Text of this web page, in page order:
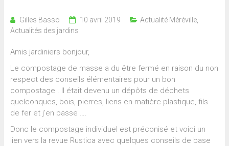
Gilles Basso 10 avril 2019 Actualité Méréville,
Actualités des jardins
Amis jardiniers bonjour,
Le compostage de masse a du être fermé en raison du non
respect des conseils élémentaires pour un bon
compostage . Il était devenu un dépôts de déchets
quelconques, bois, pierres, liens en matière plastique, fils
de fer et j’en passe ….
Donc le compostage individuel est préconisé et voici un
lien vers la revue Rustica avec quelques conseils de base